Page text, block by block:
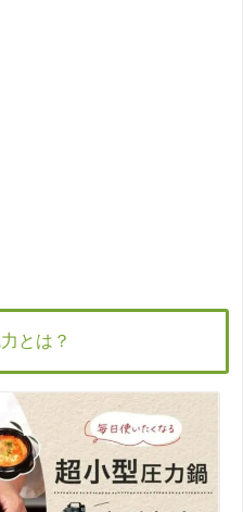
とは？